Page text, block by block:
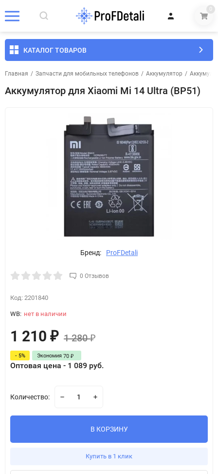
0
КАТАЛОГ ТОВАРОВ
Главная / Запчасти для мобильных телефонов / Аккумулятор /
Аккумулятор для Xiaomi Mi 14 Ultra (BP51)
Бренд: ProFDetali
0 Отзывов
Код: 2201840
WB: нет в наличии
1 210 ₽ 1 280₽
- 5% Экономия 70 ₽
Оптовая цена - 1 089 руб.
Количество:
В КОРЗИНУ
Купить в 1 клик